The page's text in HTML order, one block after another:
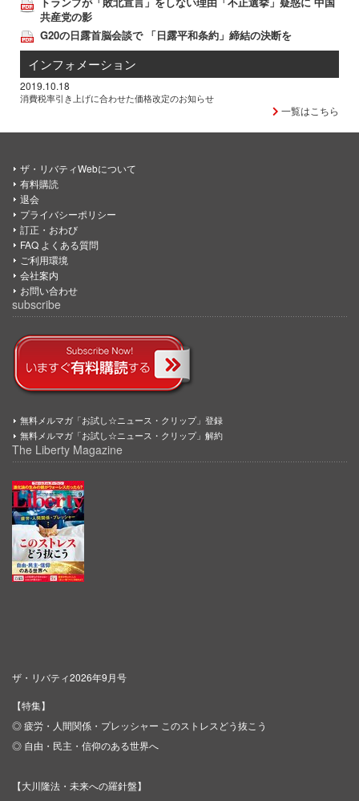
共産党の影
G20の日露首脳会談で 「日露平和条約」締結の決断を
インフォメーション
2019.10.18
消費税率引き上げに合わせた価格改定のお知らせ
一覧はこちら
ザ・リバティWebについて
有料購読
退会
プライバシーポリシー
訂正・おわび
FAQ よくある質問
ご利用環境
会社案内
お問い合わせ
subscribe
無料メルマガ「お試し☆ニュース・クリップ」登録
無料メルマガ「お試し☆ニュース・クリップ」解約
The Liberty Magazine
ザ・リバティ2026年9月号
【特集】
◎ 疲労・人間関係・プレッシャー このストレスどう抜こう
◎ 自由・民主・信仰のある世界へ
【大川隆法・未来への羅針盤】